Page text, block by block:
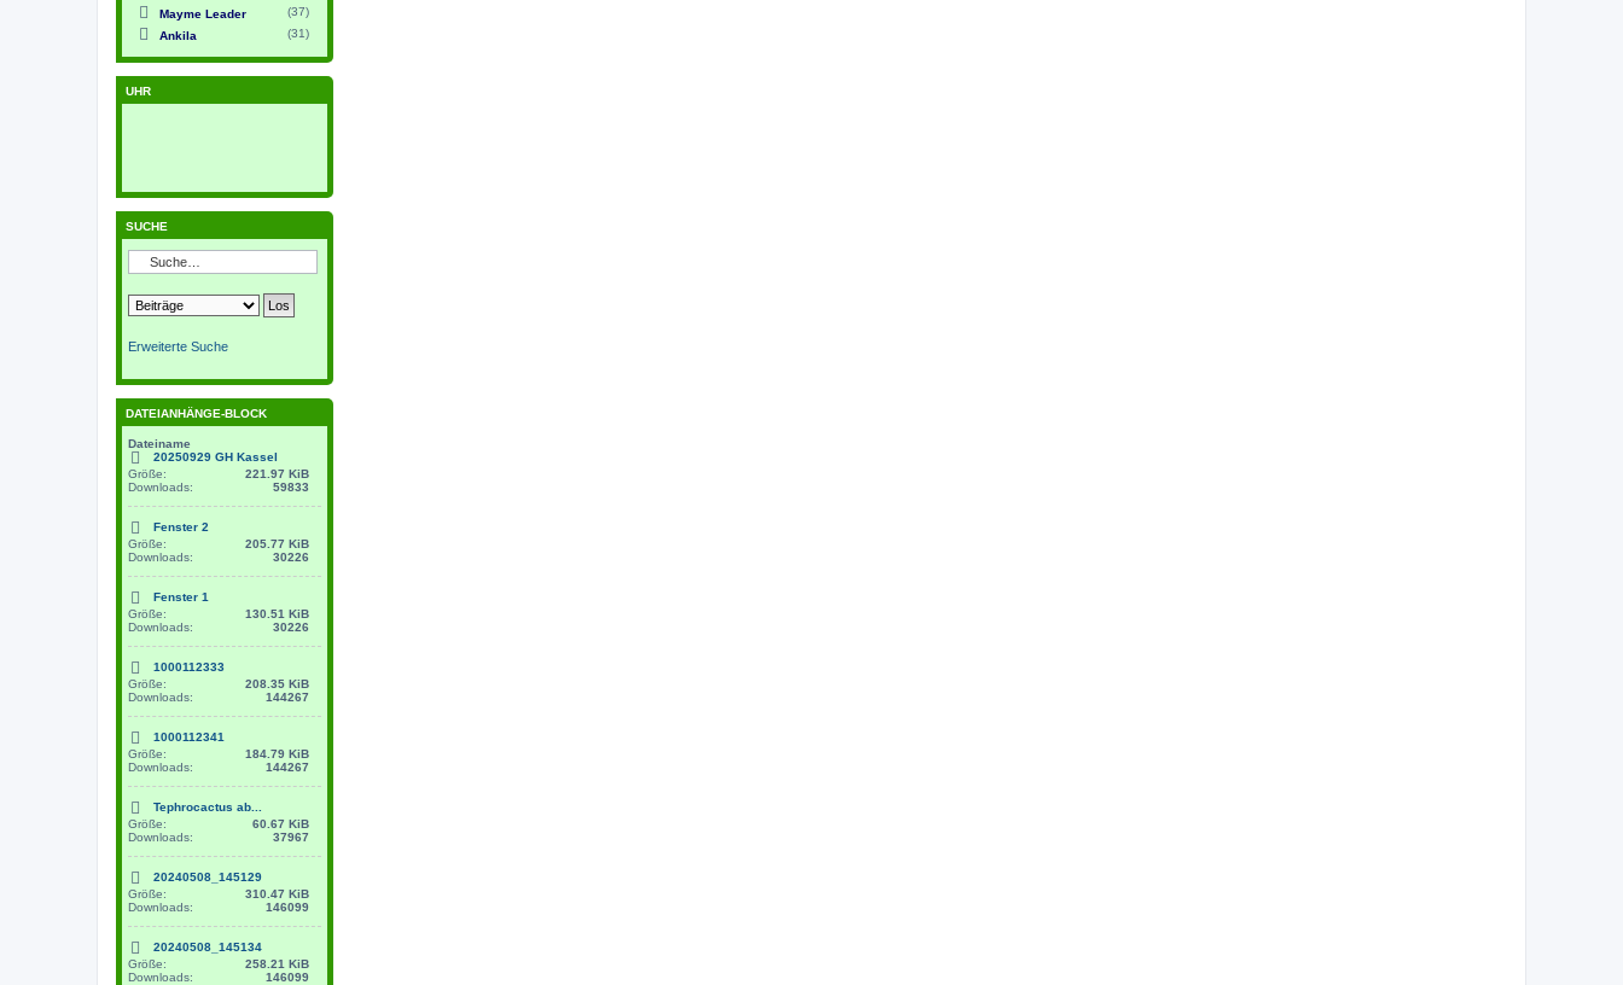
Mayme Leader
(37)
Ankila
(31)
UHR
SUCHE
Erweiterte Suche
DATEIANHÄNGE-BLOCK
Dateiname
20250929 GH Kassel
Größe:
221.97 KiB
Downloads:
59833
Fenster 2
Größe:
205.77 KiB
Downloads:
30226
Fenster 1
Größe:
130.51 KiB
Downloads:
30226
1000112333
Größe:
208.35 KiB
Downloads:
144267
1000112341
Größe:
184.79 KiB
Downloads:
144267
Tephrocactus ab...
Größe:
60.67 KiB
Downloads:
37967
20240508_145129
Größe:
310.47 KiB
Downloads:
146099
20240508_145134
Größe:
258.21 KiB
Downloads:
146099